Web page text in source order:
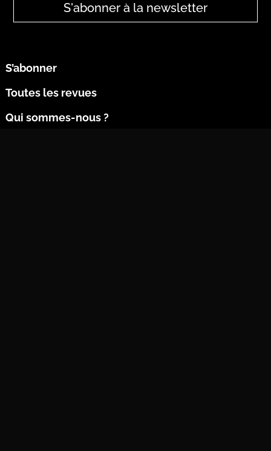
S'abonner à la newsletter
S’abonner
Toutes les revues
Qui sommes-nous ?